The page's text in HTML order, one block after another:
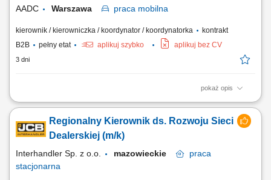
AADC Warszawa praca mobilna
kierownik / kierowniczka / koordynator / koordynatorka
kontrakt
B2B
pełny etat aplikuj szybko aplikuj bez CV
3 dni
pokaż opis
Twój zakres obowiązków: Nadzór nad jakością i standardami obsługi
posprzedażnej w Autoryzowanych Stacjach Obsługi (ASO) na terenie
podległego obszaru (Polska północna) Wsparcie ASO w zakresie
zamówień części zamiennych, rozliczeń gwarancyjnych i reklamacji;
Regionalny Kierownik ds. Rozwoju Sieci
Dealerskiej (m/k)
Interhandler Sp. z o.o. mazowieckie
praca
stacjonarna